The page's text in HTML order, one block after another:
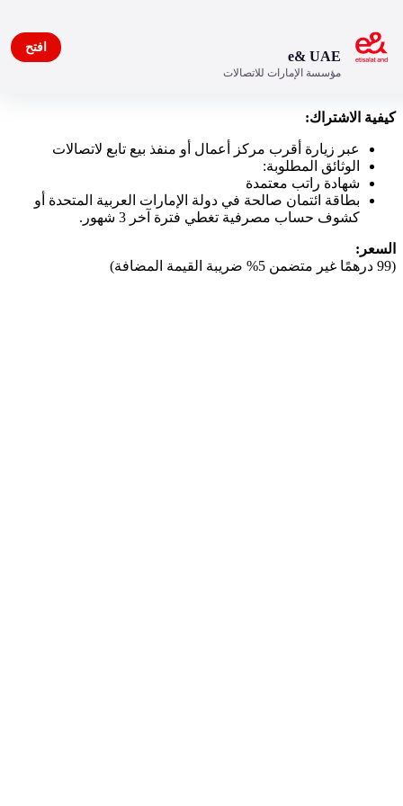
My Data Plan – Plus
كيفية الاشتراك:
عبر زيارة أقرب مركز أعمال أو منفذ بيع تابع لاتصالات
الوثائق المطلوبة:
شهادة راتب معتمدة
بطاقة ائتمان صالحة في دولة الإمارات العربية المتحدة أو
كشوف حساب مصرفية تغطي فترة آخر 3 شهور.
السعر:
(99 درهمًا غير متضمن 5% ضريبة القيمة المضافة)
e& UAE
مؤسسة الإمارات للاتصالات
افتح